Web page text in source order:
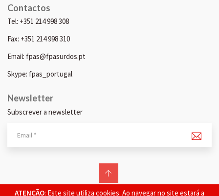
ATENÇÃO: Este site utiliza cookies. Ao navegar no site estará a
Contactos
Tel: +351 214 998 308
Fax: +351 214 998 310
Email: fpas@fpasurdos.pt
Skype: fpas_portugal
Newsletter
Subscrever a newsletter
© 2026 FPAS. Todos os direitos reservados.